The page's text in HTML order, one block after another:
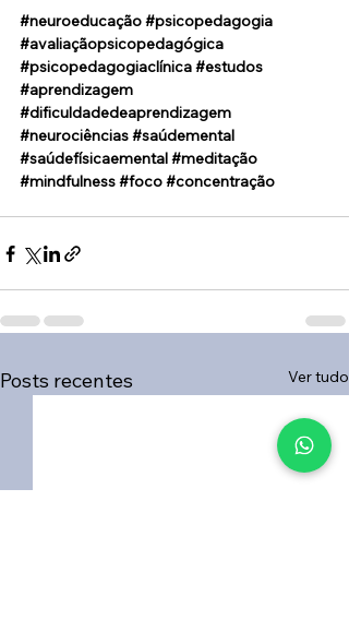
#neuroeducação#psicopedagogia
#avaliaçãopsicopedagógica
#psicopedagogiaclínica#estudos
#aprendizagem
#dificuldadedeaprendizagem
#neurociências#saúdemental
#saúdefísicaemental#meditação
#mindfulness#foco#concentração
Posts recentes Ver tudo